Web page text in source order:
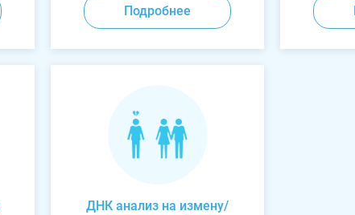
Подробнее
ДНК анализ на измену/